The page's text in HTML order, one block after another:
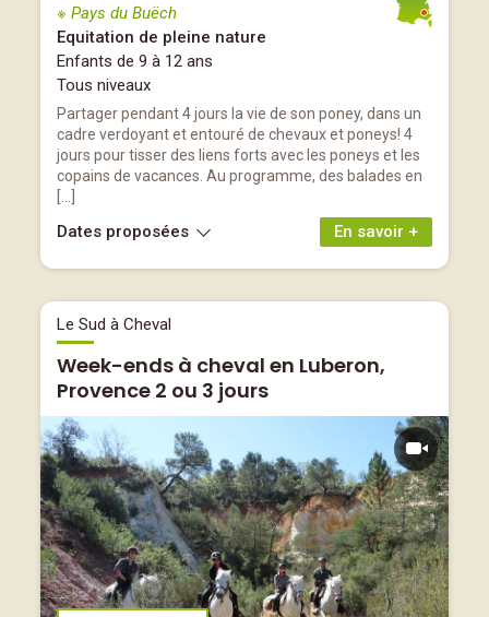
※ Pays du Buëch
Equitation de pleine nature
Enfants de 9 à 12 ans
Tous niveaux
Partager pendant 4 jours la vie de son poney, dans un
cadre verdoyant et entouré de chevaux et poneys! 4
jours pour tisser des liens forts avec les poneys et les
copains de vacances. Au programme, des balades en
En savoir +
Dates proposées
Le Sud à Cheval
Week-ends à cheval en Luberon,
Provence 2 ou 3 jours